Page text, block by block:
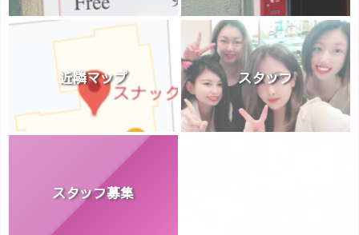
近隣マップ スタッフ
スタッフ募集